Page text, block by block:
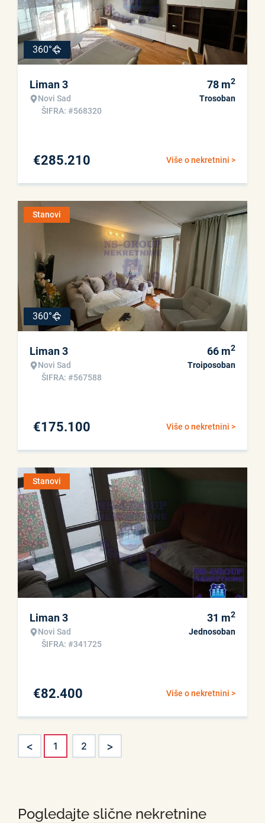
360°
Liman 3
Novi Sad
ŠIFRA: #568320
78 m2
Trosoban
Više o nekretnini >
€285.210
Stanovi
360°
Liman 3
Novi Sad
ŠIFRA: #567588
66 m2
Troiposoban
Više o nekretnini >
€175.100
Stanovi
Liman 3
Novi Sad
ŠIFRA: #341725
31 m2
Jednosoban
Više o nekretnini >
€82.400
< 1 2 >
Pogledajte slične nekretnine